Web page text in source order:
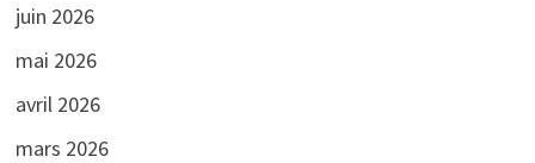
juin 2026
mai 2026
avril 2026
mars 2026